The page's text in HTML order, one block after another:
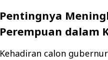
Pentingnya
Perempuan dalam
Kehadiran calon